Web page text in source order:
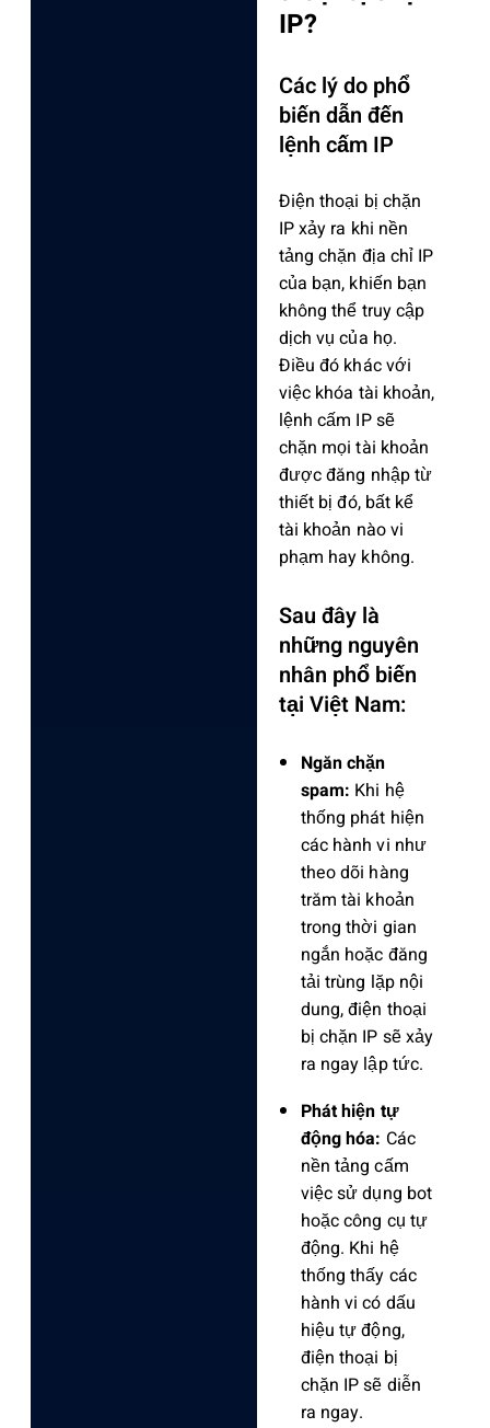
IP?
Các lý do phổ
biến dẫn đến
lệnh cấm IP
Điện thoại bị chặn
IP xảy ra khi nền
tảng chặn địa chỉ IP
của bạn, khiến bạn
không thể truy cập
dịch vụ của họ.
Điều đó khác với
việc khóa tài khoản,
lệnh cấm IP sẽ
chặn mọi tài khoản
được đăng nhập từ
thiết bị đó, bất kể
tài khoản nào vi
phạm hay không.
Sau đây là
những nguyên
nhân phổ biến
tại Việt Nam:
Ngăn chặn
spam: Khi hệ
thống phát hiện
các hành vi như
theo dõi hàng
trăm tài khoản
trong thời gian
ngắn hoặc đăng
tải trùng lặp nội
dung, điện thoại
bị chặn IP sẽ xảy
ra ngay lập tức.
Phát hiện tự
động hóa: Các
nền tảng cấm
việc sử dụng bot
hoặc công cụ tự
động. Khi hệ
thống thấy các
hành vi có dấu
hiệu tự động,
điện thoại bị
chặn IP sẽ diễn
ra ngay.